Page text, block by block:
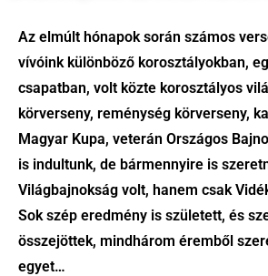
Az elmúlt hónapok során számos
vívóink különböző korosztályokban,
csapatban, volt közte korosztályos
körverseny, reménység körverseny,
Magyar Kupa, veterán Országos
is indultunk, de bármennyire is
Világbajnokság volt, hanem csak
Sok szép eredmény is született, és
összejöttek, mindhárom éremből
egyet…